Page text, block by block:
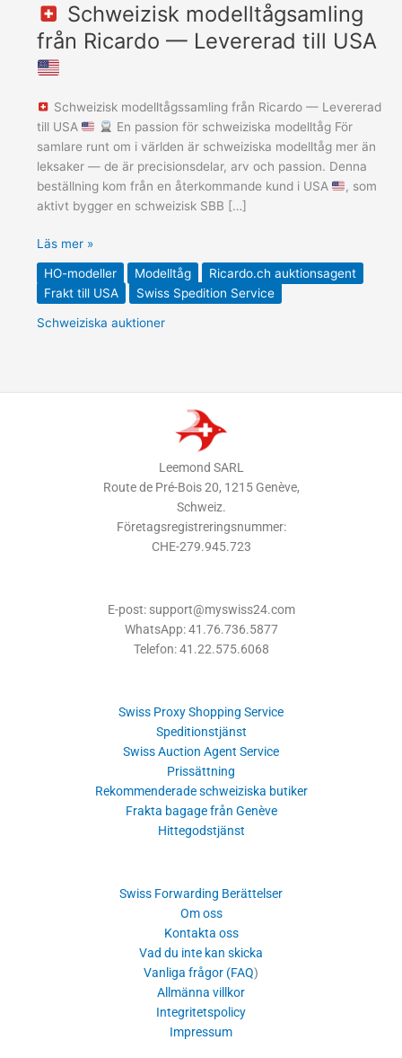
Schweizisk modelltågsamling
från Ricardo — Levererad till USA
Schweizisk modelltågssamling från Ricardo — Levererad
till USA
En passion för schweiziska modelltåg För
samlare runt om i världen är schweiziska modelltåg mer än
leksaker — de är precisionsdelar, arv och passion. Denna
beställning kom från en återkommande kund i USA
, som
aktivt bygger en schweizisk SBB […]
Läs mer »
HO-modeller Modelltåg
Ricardo.ch auktionsagent
Frakt till USA
Swiss Spedition Service
Schweiziska auktioner
Leemond SARL
Route de Pré-Bois 20, 1215 Genève,
Schweiz.
Företagsregistreringsnummer:
CHE-279.945.723
E-post: support@myswiss24.com
WhatsApp: 41.76.736.5877
Telefon: 41.22.575.6068
Swiss Proxy Shopping Service
Speditionstjänst
Swiss Auction Agent Service
Prissättning
Rekommenderade schweiziska butiker
Frakta bagage från Genève
Hittegodstjänst
Swiss Forwarding Berättelser
Om oss
Kontakta oss
Vad du inte kan skicka
Vanliga frågor (FAQ)
Allmänna villkor
Integritetspolicy
Impressum